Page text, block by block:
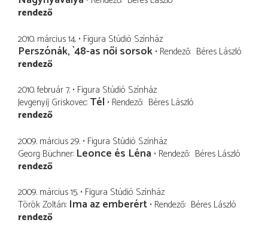
rendező
2010. március 14. Figura Stúdió Színház
Perszónák, `48-as női sorsok Rendező Béres László
rendező
2010. február 7. Figura Stúdió Színház
Jevgenyij Griskovec Tél Rendező Béres László
rendező
2009. március 29. Figura Stúdió Színház
Georg Büchner Leonce és Léna Rendező Béres László
rendező
2009. március 15. Figura Stúdió Színház
Török Zoltán Ima az emberért Rendező Béres László
rendező